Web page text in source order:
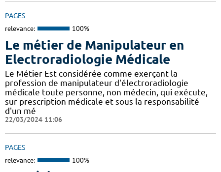
PAGES
relevance: 100%
Le métier de Manipulateur en
Electroradiologie Médicale
Le Métier Est considérée comme exerçant la
profession de manipulateur d'électroradiologie
médicale toute personne, non médecin, qui exécute,
sur prescription médicale et sous la responsabilité
d'un mé
22/03/2024 11:06
PAGES
relevance: 100%